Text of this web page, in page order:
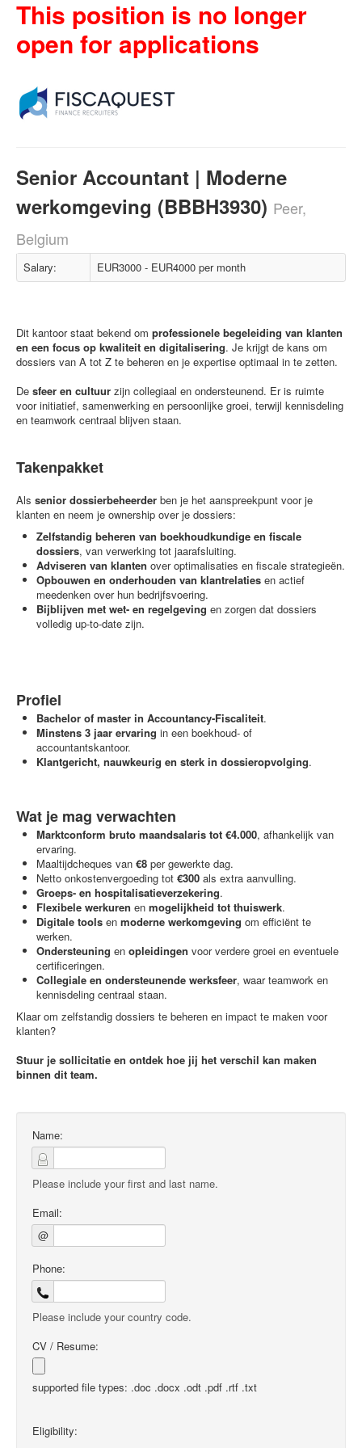
This position is no longer
open for applications
Senior Accountant | Moderne
werkomgeving (BBBH3930) Peer,
Belgium
Salary: EUR3000 - EUR4000 per month
Dit kantoor staat bekend om professionele begeleiding van klanten
en een focus op kwaliteit en digitalisering. Je krijgt de kans om
dossiers van A tot Z te beheren en je expertise optimaal in te zetten.
De sfeer en cultuur zijn collegiaal en ondersteunend. Er is ruimte
voor initiatief, samenwerking en persoonlijke groei, terwijl kennisdeling
en teamwork centraal blijven staan.
Takenpakket
Als senior dossierbeheerder ben je het aanspreekpunt voor je
klanten en neem je ownership over je dossiers:
Zelfstandig beheren van boekhoudkundige en fiscale
dossiers, van verwerking tot jaarafsluiting.
Adviseren van klanten over optimalisaties en fiscale strategieën.
Opbouwen en onderhouden van klantrelaties en actief
meedenken over hun bedrijfsvoering.
Bijblijven met wet- en regelgeving en zorgen dat dossiers
volledig up-to-date zijn.
Profiel
Bachelor of master in Accountancy-Fiscaliteit.
Minstens 3 jaar ervaring in een boekhoud- of
accountantskantoor.
Klantgericht, nauwkeurig en sterk in dossieropvolging.
Wat je mag verwachten
Marktconform bruto maandsalaris tot €4.000, afhankelijk van
ervaring.
Maaltijdcheques van €8 per gewerkte dag.
Netto onkostenvergoeding tot €300 als extra aanvulling.
Groeps- en hospitalisatieverzekering.
Flexibele werkuren en mogelijkheid tot thuiswerk.
Digitale tools en moderne werkomgeving om efficiënt te
werken.
Ondersteuning en opleidingen voor verdere groei en eventuele
certificeringen.
Collegiale en ondersteunende werksfeer, waar teamwork en
kennisdeling centraal staan.
Klaar om zelfstandig dossiers te beheren en impact te maken voor
klanten?
Stuur je sollicitatie en ontdek hoe jij het verschil kan maken
binnen dit team.
Name:
Please include your first and last name.
Email:
@
Phone:
Please include your country code.
CV / Resume:
supported file types: .doc .docx .odt .pdf .rtf .txt
Eligibility: